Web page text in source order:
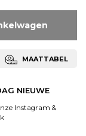
MAATTABEL
NIEUWE
Instagram &